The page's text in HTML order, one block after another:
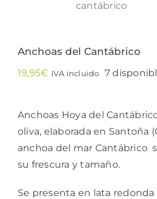
Anchoas del Cantábrico
19,95€ IVA incluido 7
Anchoas Hoya del
oliva, elaborada en Santoña
anchoa del mar Cantábrico
su frescura y tamaño.
Se presenta en lata redonda